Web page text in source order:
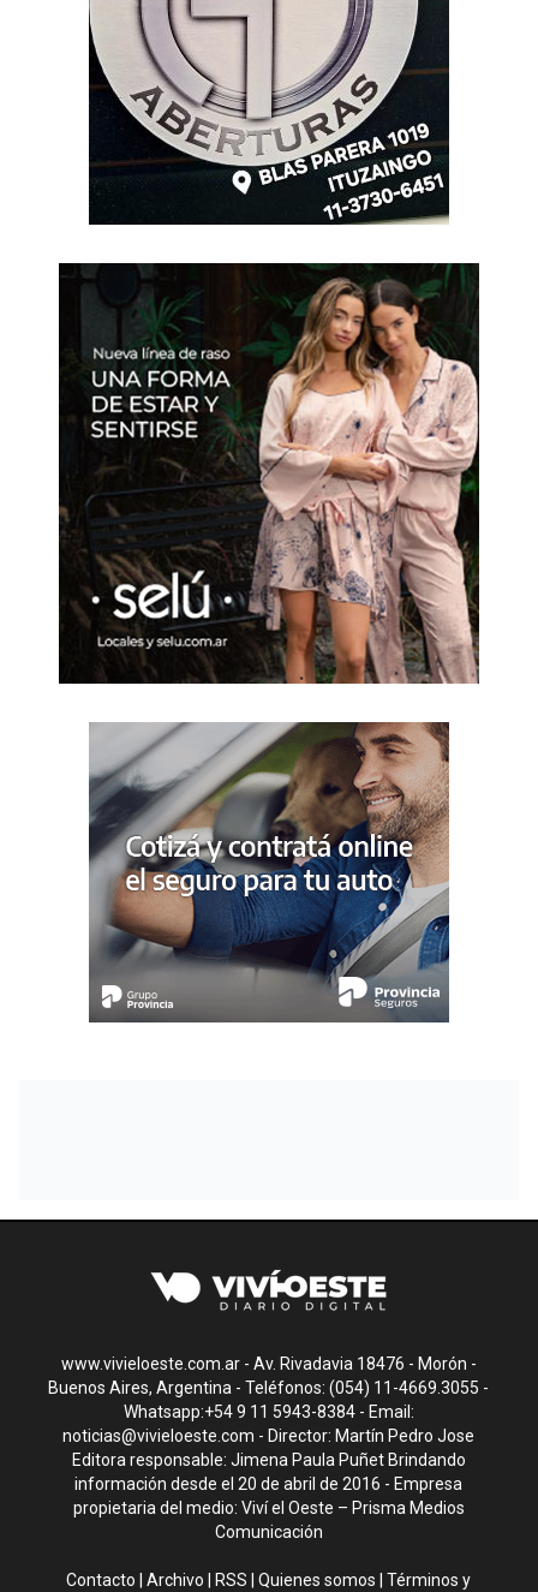
www.vivieloeste.com.ar - Av. Rivadavia 18476 - Morón -
Buenos Aires, Argentina - Teléfonos: (054) 11-4669.3055 -
Whatsapp:+54 9 11 5943-8384 - Email:
noticias@vivieloeste.com - Director: Martín Pedro Jose
Editora responsable: Jimena Paula Puñet Brindando
información desde el 20 de abril de 2016 - Empresa
propietaria del medio: Viví el Oeste – Prisma Medios
Comunicación
Contacto |Archivo RSS |Quienes somos |Términos y